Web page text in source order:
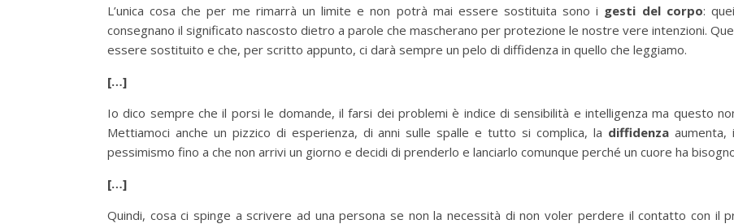
L’unica cosa che per me rimarrà un limite e non potrà mai essere sostituita sono i gesti del corpo:
consegnano il significato nascosto dietro a parole che mascherano per protezione le nostre vere intenzioni.
essere sostituito e che, per scritto appunto, ci darà sempre un pelo di diffidenza in quello che leggiamo.
[…]
Io dico sempre che il porsi le domande, il farsi dei problemi è indice di sensibilità e intelligenza ma questo
Mettiamoci anche un pizzico di esperienza, di anni sulle spalle e tutto si complica, la diffidenzaaumenta,
pessimismo fino a che non arrivi un giorno e decidi di prenderlo e lanciarlo comunque perché un cuore ha
[…]
Quindi, cosa ci spinge a scrivere ad una persona se non la necessità di non voler perdere il contatto con il